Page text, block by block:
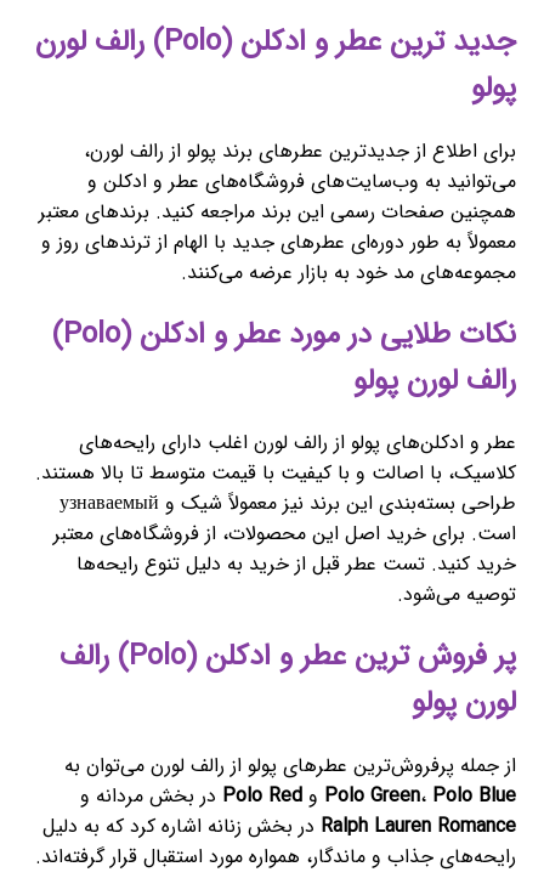
جدید ترین عطر و ادکلن (Polo) رالف لورن
پولو
برای اطلاع از جدیدترین عطرهای برند پولو از رالف لورن،
می‌توانید به وب‌سایت‌های فروشگاه‌های عطر و ادکلن و
همچنین صفحات رسمی این برند مراجعه کنید. برندهای معتبر
معمولاً به طور دوره‌ای عطرهای جدید با الهام از ترندهای روز و
مجموعه‌های مد خود به بازار عرضه می‌کنند.
نکات طلایی در مورد عطر و ادکلن (Polo)
رالف لورن پولو
عطر و ادکلن‌های پولو از رالف لورن اغلب دارای رایحه‌های
کلاسیک، با اصالت و با کیفیت با قیمت متوسط تا بالا هستند.
طراحی بسته‌بندی این برند نیز معمولاً شیک و узнаваемый
است. برای خرید اصل این محصولات، از فروشگاه‌های معتبر
خرید کنید. تست عطر قبل از خرید به دلیل تنوع رایحه‌ها
توصیه می‌شود.
پر فروش ترین عطر و ادکلن (Polo) رالف
لورن پولو
از جمله پرفروش‌ترین عطرهای پولو از رالف لورن می‌توان به
Polo Green، Polo Blue و Polo Red در بخش مردانه و
Ralph Lauren Romance در بخش زنانه اشاره کرد که به دلیل
رایحه‌های جذاب و ماندگار، همواره مورد استقبال قرار گرفته‌اند.